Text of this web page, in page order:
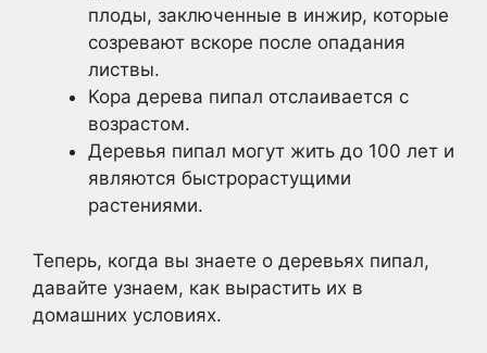
плоды, заключенные в инжир, которые
созревают вскоре после опадания
листвы.
Кора дерева пипал отслаивается с
возрастом.
Деревья пипал могут жить до 100 лет и
являются быстрорастущими
растениями.
Теперь, когда вы знаете о деревьях пипал,
давайте узнаем, как вырастить их в
домашних условиях.